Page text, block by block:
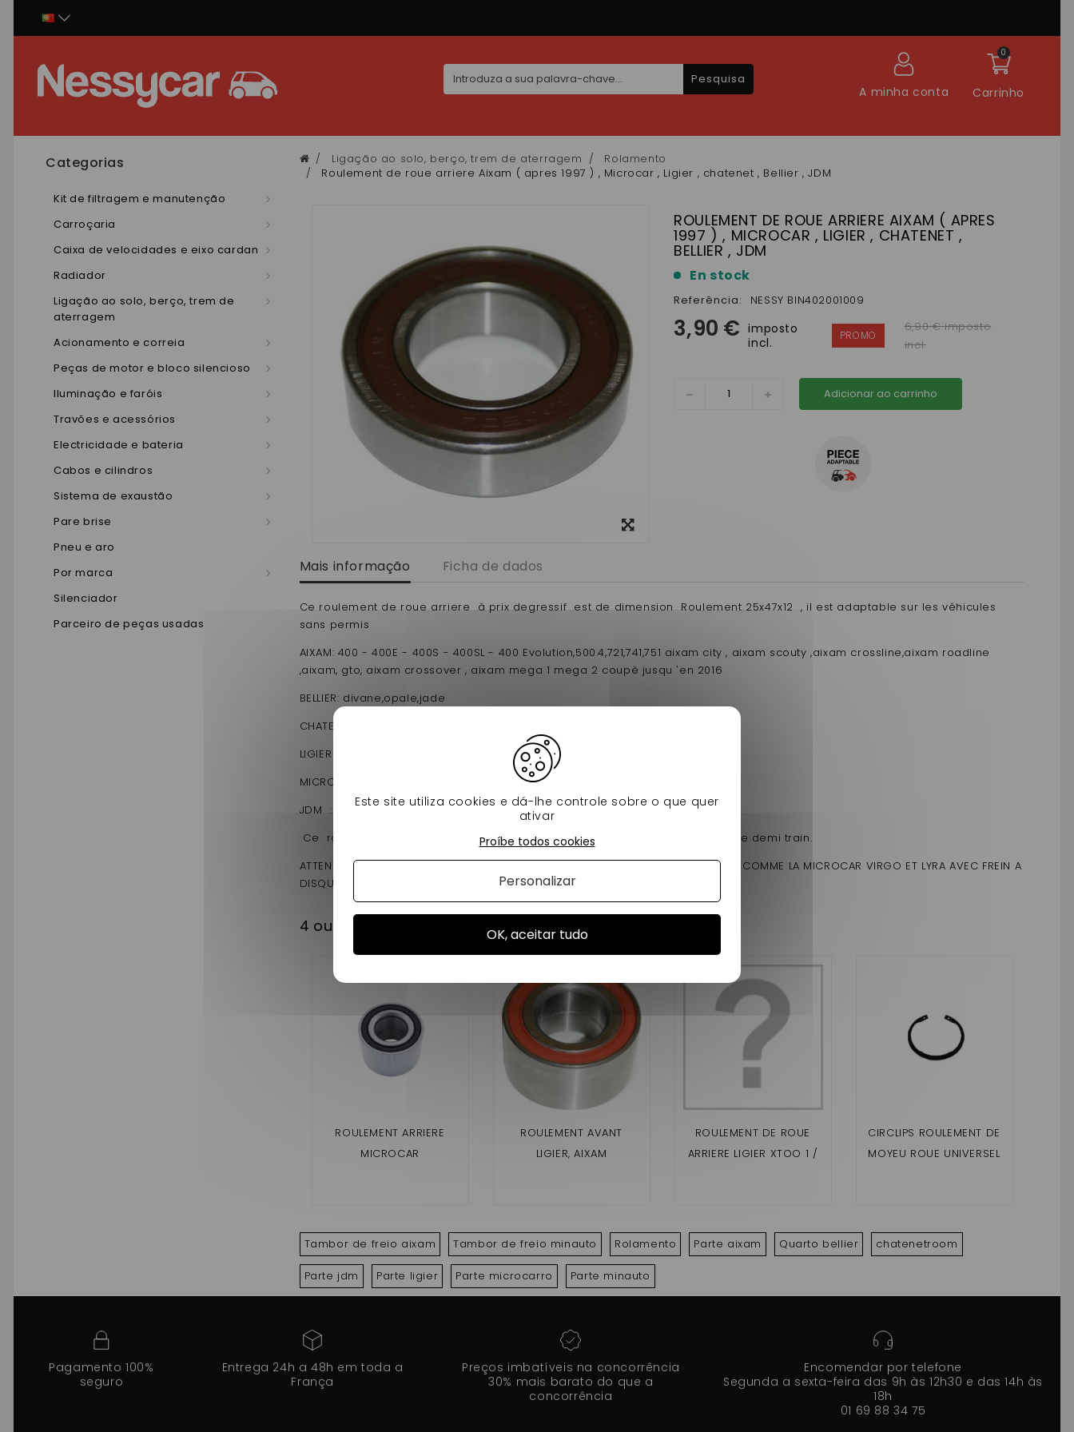
Carrinho
0
A minha conta
Pesquisa
Categorias
Kit de filtragem e manutenção
Carroçaria
Caixa de velocidades e eixo cardan
Radiador
Ligação ao solo, berço, trem de
aterragem
Acionamento e correia
Peças de motor e bloco silencioso
Iluminação e faróis
Travões e acessórios
Electricidade e bateria
Cabos e cilindros
Sistema de exaustão
Pare brise
Pneu e aro
Por marca
Silenciador
Parceiro de peças usadas
Ligação ao solo, berço, trem de aterragem
Rolamento
Roulement de roue arriere Aixam ( apres 1997 ) , Microcar , Ligier , chatenet , Bellier , JDM
ROULEMENT DE ROUE ARRIERE AIXAM ( APRES
1997 ) , MICROCAR , LIGIER , CHATENET ,
BELLIER , JDM
En stock
Referência: NESSY BIN402001009
3,90 € imposto
incl.
6,90 € imposto
incl.
Adicionar ao carrinho
Mais informação Ficha de dados
Ce roulement de roue arriere à prix degressif est de dimension Roulement 25x47x12 , il est adaptable sur les véhicules
sans permis
AIXAM: 400 - 400E - 400S - 400SL - 400 Evolution,500.4,721,741,751 aixam city , aixam scouty ,aixam crossline,aixam roadline
,aixam, gto, aixam crossover , aixam mega 1 mega 2 coupè jusqu 'en 2016
BELLIER: divane,opale,jade
CHATENET: stella , media , barooder , ch26 , ch30 ,ch30 , speedino
LIGIER : 162 , ambra , nova ,xtoo1, xtoo2, xtoo max ,
MICROCAR: virgo avec frein tambour et a l'avant , mc1/mc2 1er montage
JDM : abaca , albizia , aloes , roxsy , xheos
Ce roulement de moyeu vous permez la bonne axe et la rotation de votre demi train.
ATTENTION DEUX ROULEMENT PAR ROUE POUR L AVANT POUR CERTAINS MODELES COMME LA MICROCAR VIRGO ET LYRA AVEC FREIN A
DISQUES !!!!!! PRENEZ BIEN VOS MESURES OU CONTACTEZ NOUS
4 outros produtos na mesma categoria:
ROULEMENT ARRIERE
MICROCAR
ROULEMENT AVANT
LIGIER, AIXAM
ROULEMENT DE ROUE
ARRIERE LIGIER XTOO 1 /
CIRCLIPS ROULEMENT DE
MOYEU ROUE UNIVERSEL
Tambor de freio aixam Tambor de freio minauto Rolamento Parte aixam Quarto bellier chatenetroom
Parte jdm Parte ligier Parte microcarro Parte minauto
Pagamento 100%
seguro
Entrega 24h a 48h em toda a
França
Preços imbatíveis na concorrência
30% mais barato do que a
concorrência
Encomendar por telefone
Segunda a sexta-feira das 9h às 12h30 e das 14h às
18h
01 69 88 34 75
Este site utiliza cookies e dá-lhe controle sobre o que quer
ativar
OK, aceitar tudo
Proíbe todos cookies
Personalizar